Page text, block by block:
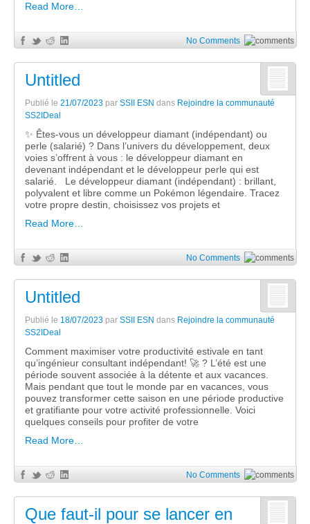
Read More…
No Comments
Untitled
Publié le 21/07/2023 par SSII ESN dans Rejoindre la communauté
SS2IDeal
✨ Êtes-vous un développeur diamant (indépendant) ou
perle (salarié) ? Dans l’univers du développement, deux
voies s’offrent à vous : le développeur diamant en
devenant indépendant et le développeur perle qui est
salarié. Le développeur diamant (indépendant) : brillant,
polyvalent et libre comme un Pokémon légendaire. Tracez
votre propre destin, choisissez vos projets et
Read More…
No Comments
Untitled
Publié le 18/07/2023 par SSII ESN dans Rejoindre la communauté
SS2IDeal
Comment maximiser votre productivité estivale en tant
qu’ingénieur consultant indépendant! 🚀 ? L’été est une
période souvent associée à la détente et aux vacances.
Mais pendant que tout le monde par en vacances, vous
pouvez transformer cette saison en une période productive
et gratifiante pour votre activité professionnelle. Voici
quelques conseils pour profiter de votre
Read More…
No Comments
Que faut-il pour se lancer en